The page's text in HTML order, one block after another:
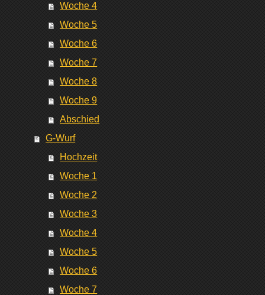
Woche 4
Woche 5
Woche 6
Woche 7
Woche 8
Woche 9
Abschied
G-Wurf
Hochzeit
Woche 1
Woche 2
Woche 3
Woche 4
Woche 5
Woche 6
Woche 7